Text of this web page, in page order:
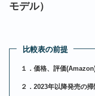
モデル）
比較表の前提
１．価格、評価
２．2023年以降発売の